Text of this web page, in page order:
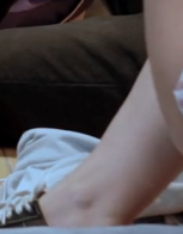
Servizi e
Contatti